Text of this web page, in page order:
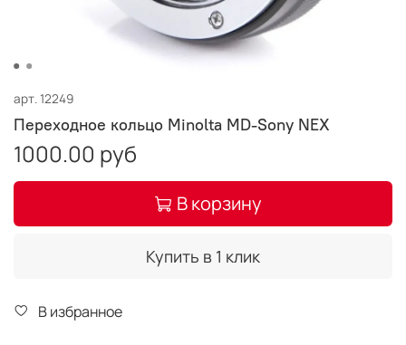
арт. 12249
Переходное кольцо Minolta MD-Sony NEX
1000.00 руб
В корзину
Купить в 1 клик
В избранное